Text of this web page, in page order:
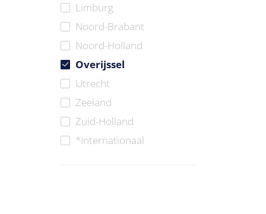
Limburg
Noord-Brabant
Noord-Holland
Overijssel
Utrecht
Zeeland
Zuid-Holland
*Internationaal